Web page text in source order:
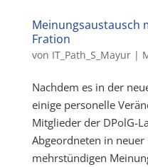
Meinungsaustausch
Fration
von IT_Path_S_Mayur|
Nachdem es in der
einige personelle
Mitglieder der DPolG-
Abgeordneten in
mehrstündigen